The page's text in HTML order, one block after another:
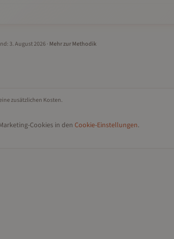
3. August 2026· Mehr zur Methodik
zusätzlichen Kosten.
Cookies in den Cookie-Einstellungen.